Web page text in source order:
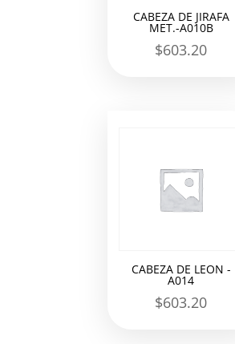
CABEZA DE JIRAFA
MET.-A010B
$603.20
CABEZA DE LEON -
A014
$603.20